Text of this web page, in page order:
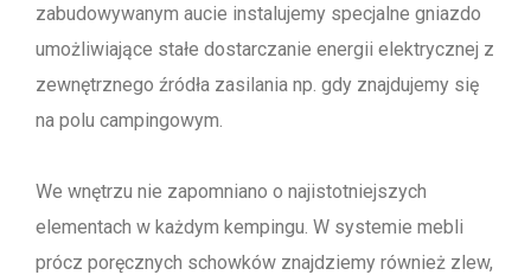
zabudowywanym aucie instalujemy specjalne gniazdo
umożliwiające stałe dostarczanie energii elektrycznej z
zewnętrznego źródła zasilania np. gdy znajdujemy się
na polu campingowym.
We wnętrzu nie zapomniano o najistotniejszych
elementach w każdym kempingu. W systemie mebli
prócz poręcznych schowków znajdziemy również zlew,